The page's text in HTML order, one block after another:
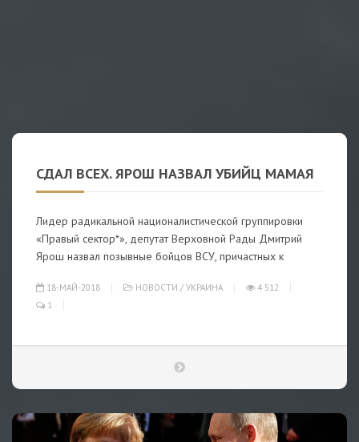
СДАЛ ВСЕХ. ЯРОШ НАЗВАЛ УБИЙЦ МАМАЯ
Лидер радикальной националистической группировки
«Правый сектор*», депутат Верховной Рады Дмитрий
Ярош назвал позывные бойцов ВСУ, причастных к
18-МАЙ-2018 НОВОСТИ / УКРАИНА
4 512
1